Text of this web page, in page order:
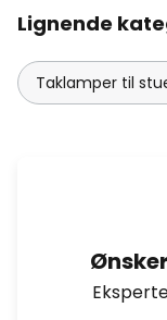
Lignende
Taklamper til